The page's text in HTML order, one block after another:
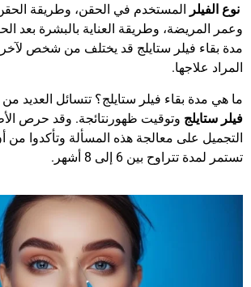
نوع الفيلر المستخدم في الحقن، وطريقة
وعمر المريضة، وطريقة العناية بالبشرة بعد
مدة بقاء فيلر ستايلج قد يختلف من شخص
المراد علاجها.
ما هي مدة بقاء فيلر ستايلج؟ تتسائل العديد
فيلر ستايلج وتوقيت ظهورنتائجة. وقد حرص
التجميل على معالجة هذه المسألة وتأكدوا من
تستمر لمدة تتراوح بين 6 إلى 8 أشهر.